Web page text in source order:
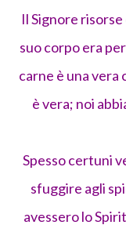
Il Signore
suo corpo era
carne è una vera
è vera; noi
Spesso certuni
sfuggire agli
avessero lo